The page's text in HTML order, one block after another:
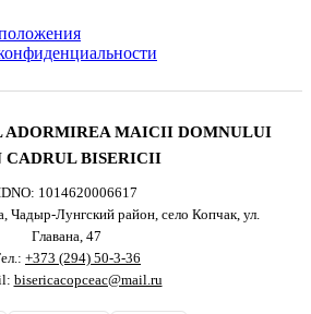
ADORMIREA MAICII DOMNULUI
CADRUL BISERICII
1014620006617
Чадыр-Лунгский район, село Копчак, ул.
Главана, 47
+373 (294) 50-3-36
bisericacopceac@mail.ru